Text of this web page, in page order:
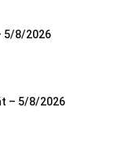
5/8/2026
– 5/8/2026